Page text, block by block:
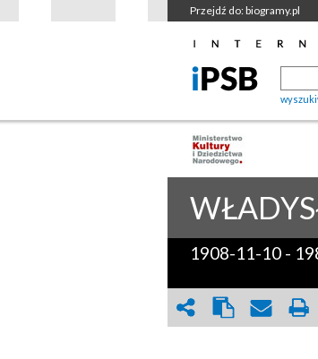
Przejdź do: biogramy.pl
1908-11-10 -